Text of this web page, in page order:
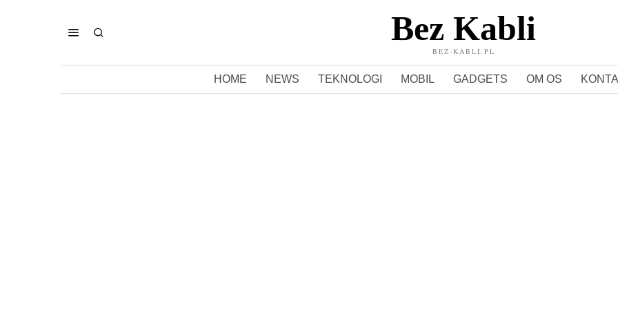
Bez Kabli
BEZ-KABLI.PL
HOME NEWS TEKNOLOGI MOBIL GADGETS OM OS